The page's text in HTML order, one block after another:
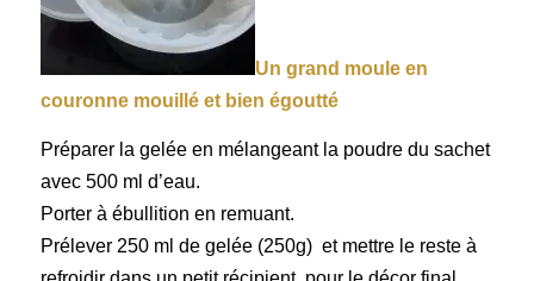
Un grand moule en
couronne mouillé et bien égoutté
Préparer la geléeen mélangeant la poudre du sachet
avec 500 ml d’eau.
Porter à ébullition en remuant.
Prélever 250 ml de gelée (250g) et mettre le reste à